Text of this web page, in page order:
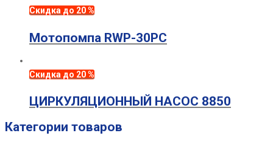
Скидка до 20 %
Мотопомпа RWP-30PC
Скидка до 20 %
ЦИРКУЛЯЦИОННЫЙ НАСОС 8850
Категории товаров